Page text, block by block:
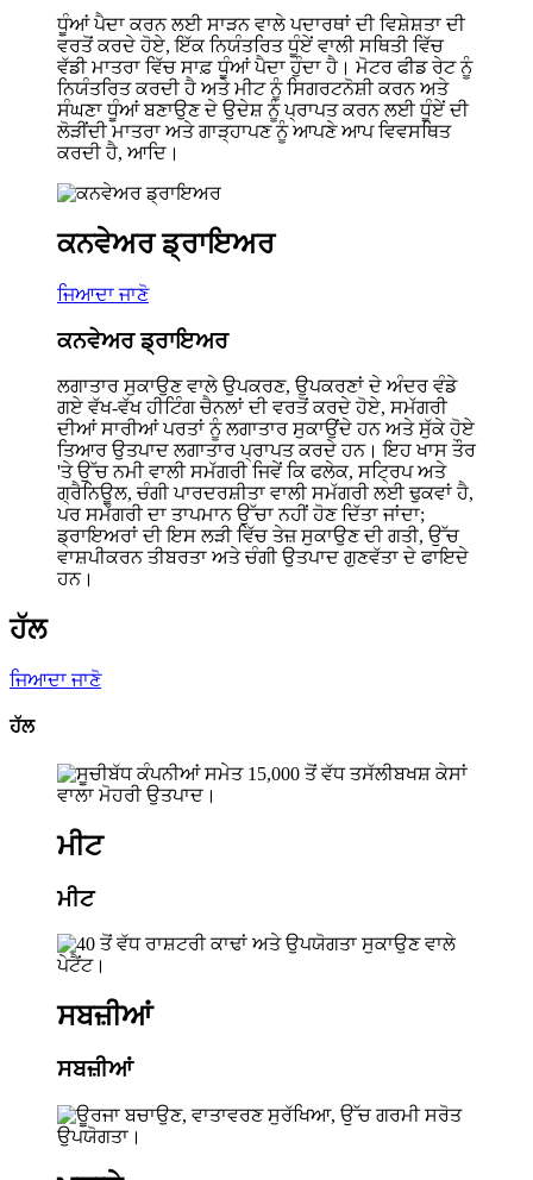
ਧੂੰਆਂ ਪੈਦਾ ਕਰਨ ਲਈ ਸਾੜਨ ਵਾਲੇ ਪਦਾਰਥਾਂ ਦੀ ਵਿਸ਼ੇਸ਼ਤਾ ਦੀ
ਵਰਤੋਂ ਕਰਦੇ ਹੋਏ, ਇੱਕ ਨਿਯੰਤਰਿਤ ਧੂੰਏਂ ਵਾਲੀ ਸਥਿਤੀ ਵਿੱਚ
ਵੱਡੀ ਮਾਤਰਾ ਵਿੱਚ ਸਾਫ਼ ਧੂੰਆਂ ਪੈਦਾ ਹੁੰਦਾ ਹੈ। ਮੋਟਰ ਫੀਡ ਰੇਟ ਨੂੰ
ਨਿਯੰਤਰਿਤ ਕਰਦੀ ਹੈ ਅਤੇ ਮੀਟ ਨੂੰ ਸਿਗਰਟਨੋਸ਼ੀ ਕਰਨ ਅਤੇ
ਸੰਘਣਾ ਧੂੰਆਂ ਬਣਾਉਣ ਦੇ ਉਦੇਸ਼ ਨੂੰ ਪ੍ਰਾਪਤ ਕਰਨ ਲਈ ਧੂੰਏਂ ਦੀ
ਲੋੜੀਂਦੀ ਮਾਤਰਾ ਅਤੇ ਗਾੜ੍ਹਾਪਣ ਨੂੰ ਆਪਣੇ ਆਪ ਵਿਵਸਥਿਤ
ਕਰਦੀ ਹੈ, ਆਦਿ।
ਕਨਵੇਅਰ ਡ੍ਰਾਇਅਰ
ਜਿਆਦਾ ਜਾਣੋ
ਕਨਵੇਅਰ ਡ੍ਰਾਇਅਰ
ਲਗਾਤਾਰ ਸੁਕਾਉਣ ਵਾਲੇ ਉਪਕਰਣ, ਉਪਕਰਣਾਂ ਦੇ ਅੰਦਰ ਵੰਡੇ
ਗਏ ਵੱਖ-ਵੱਖ ਹੀਟਿੰਗ ਚੈਨਲਾਂ ਦੀ ਵਰਤੋਂ ਕਰਦੇ ਹੋਏ, ਸਮੱਗਰੀ
ਦੀਆਂ ਸਾਰੀਆਂ ਪਰਤਾਂ ਨੂੰ ਲਗਾਤਾਰ ਸੁਕਾਉਂਦੇ ਹਨ ਅਤੇ ਸੁੱਕੇ ਹੋਏ
ਤਿਆਰ ਉਤਪਾਦ ਲਗਾਤਾਰ ਪ੍ਰਾਪਤ ਕਰਦੇ ਹਨ। ਇਹ ਖਾਸ ਤੌਰ
'ਤੇ ਉੱਚ ਨਮੀ ਵਾਲੀ ਸਮੱਗਰੀ ਜਿਵੇਂ ਕਿ ਫਲੇਕ, ਸਟ੍ਰਿਪ ਅਤੇ
ਗ੍ਰੈਨਿਊਲ, ਚੰਗੀ ਪਾਰਦਰਸ਼ੀਤਾ ਵਾਲੀ ਸਮੱਗਰੀ ਲਈ ਢੁਕਵਾਂ ਹੈ,
ਪਰ ਸਮੱਗਰੀ ਦਾ ਤਾਪਮਾਨ ਉੱਚਾ ਨਹੀਂ ਹੋਣ ਦਿੱਤਾ ਜਾਂਦਾ;
ਡ੍ਰਾਇਅਰਾਂ ਦੀ ਇਸ ਲੜੀ ਵਿੱਚ ਤੇਜ਼ ਸੁਕਾਉਣ ਦੀ ਗਤੀ, ਉੱਚ
ਵਾਸ਼ਪੀਕਰਨ ਤੀਬਰਤਾ ਅਤੇ ਚੰਗੀ ਉਤਪਾਦ ਗੁਣਵੱਤਾ ਦੇ ਫਾਇਦੇ
ਹਨ।
ਹੱਲ
ਜਿਆਦਾ ਜਾਣੋ
ਹੱਲ
ਮੀਟ
ਮੀਟ
ਸਬਜ਼ੀਆਂ
ਸਬਜ਼ੀਆਂ